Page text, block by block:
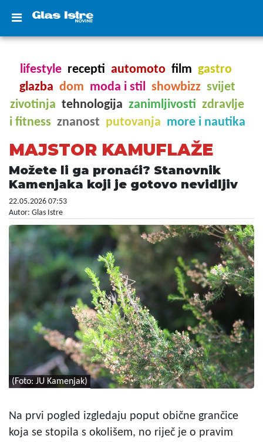
lifestyle recepti automoto film gastro
glazba dom moda i stil showbizz svijet
zivotinja tehnologija zanimljivosti zdravlje
i fitness znanost putovanja more i nautika
MAJSTOR KAMUFLAŽE
Možete li ga pronaći? Stanovnik
Kamenjaka koji je gotovo nevidljiv
22.05.2026 07:53
Autor: Glas Istre
(Foto: JU Kamenjak)
Na prvi pogled izgledaju poput obične grančice
koja se stopila s okolišem, no riječ je o pravim